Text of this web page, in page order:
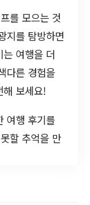
를 모으는 것
지를 탐방하면
여행을 더
다른 경험을
해 보세요!
여행 후기를
할 추억을 만